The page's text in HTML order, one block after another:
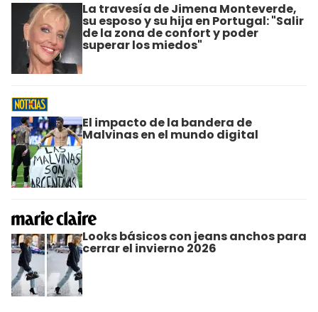
La travesía de Jimena Monteverde,
su esposo y su hija en Portugal: "Salir
de la zona de confort y poder
superar los miedos"
El impacto de la bandera de
Malvinas en el mundo digital
Looks básicos con jeans anchos para
cerrar el invierno 2026